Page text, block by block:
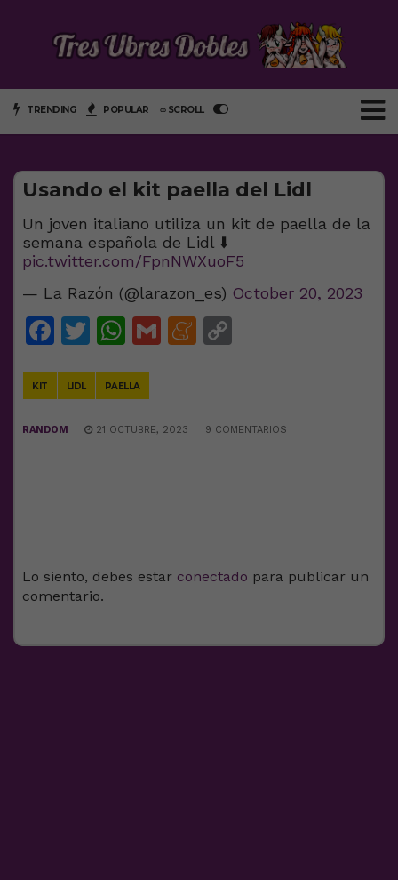
TRENDING POPULAR ∞ SCROLL
Usando el kit paella del Lidl
Un joven italiano utiliza un kit de paella de la
semana española de Lidl ⬇️
pic.twitter.com/FpnNWXuoF5
— La Razón (@larazon_es) October 20, 2023
Facebook
Twitter
WhatsApp
GmailMeneame
KIT LIDL PAELLA
RANDOM 21 OCTUBRE, 2023 9 COMENTARIOS
Lo siento, debes estar conectado para publicar un
comentario.